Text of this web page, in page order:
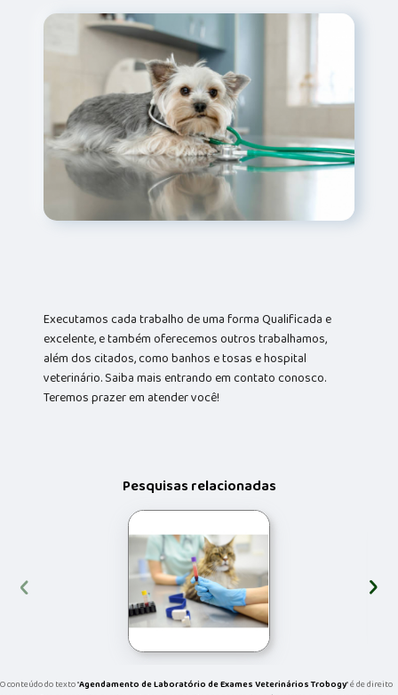
Executamos cada trabalho de uma forma Qualificada e
excelente, e também oferecemos outros trabalhamos,
além dos citados, como banhos e tosas e hospital
veterinário. Saiba mais entrando em contato conosco.
Teremos prazer em atender você!
Pesquisas relacionadas
‹ ›
O conteúdo do texto "Agendamento de Laboratório de Exames Veterinários Trobogy" é de direito